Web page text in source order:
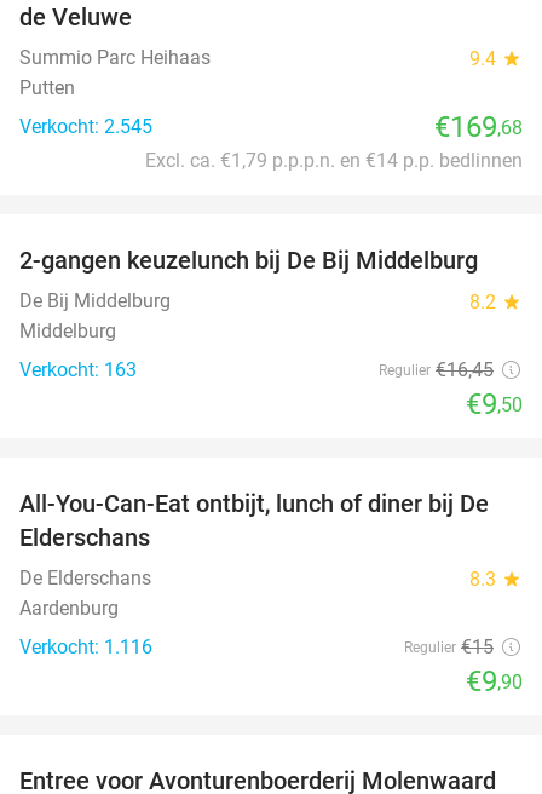
de Veluwe
Summio Parc Heihaas 9.4 star
Putten
Verkocht: 2.545
€169,68
Excl. ca. €1,79 p.p.p.n. en €14 p.p. bedlinnen
42%
2-gangen keuzelunch bij De Bij Middelburg
De Bij Middelburg 8.2 star
Middelburg
Verkocht: 163
Regulier €16,45
€9,50
34%
All-You-Can-Eat ontbijt, lunch of diner bij De
Elderschans
De Elderschans 8.3 star
Aardenburg
Verkocht: 1.116
Regulier €15
€9,90
Entree voor Avonturenboerderij Molenwaard